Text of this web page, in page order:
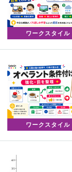
ワークスタイル
ワークスタイル